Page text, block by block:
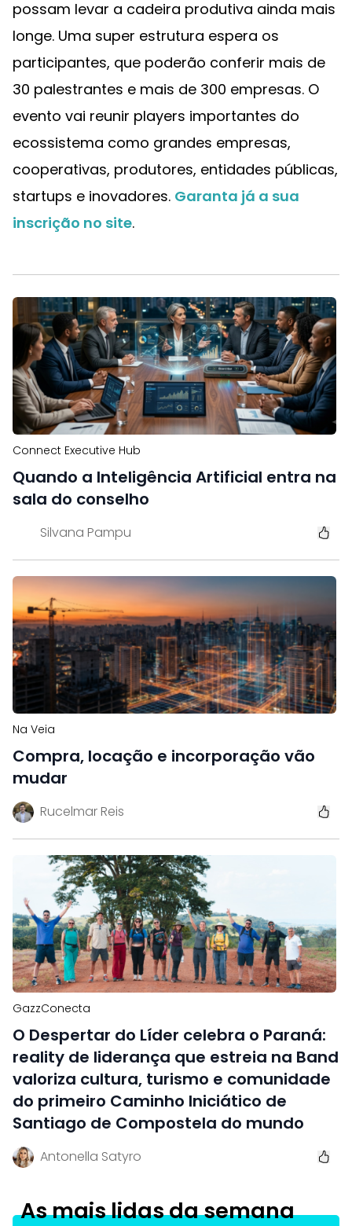
possam levar a cadeira produtiva ainda mais
longe. Uma super estrutura espera os
participantes, que poderão conferir mais de
30 palestrantes e mais de 300 empresas. O
evento vai reunir players importantes do
ecossistema como grandes empresas,
cooperativas, produtores, entidades públicas,
startups e inovadores. Garanta já a sua
inscrição no site.
Connect Executive Hub
Quando a Inteligência Artificial entra na
sala do conselho
Silvana Pampu
Na Veia
Compra, locação e incorporação vão
mudar
Rucelmar Reis
GazzConecta
O Despertar do Líder celebra o Paraná:
reality de liderança que estreia na Band
valoriza cultura, turismo e comunidade
do primeiro Caminho Iniciático de
Santiago de Compostela do mundo
Antonella Satyro
As mais lidas da semana